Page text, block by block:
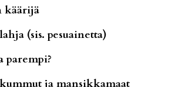
käärijä
(sis. pesuainetta)
parempi?
ja mansikkamaat